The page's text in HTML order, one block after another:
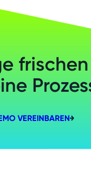
VEREINBAREN